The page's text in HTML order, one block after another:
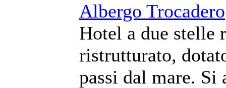
Albergo Trocadero
Hotel a due stelle
ristrutturato,
passi dal mare. Si